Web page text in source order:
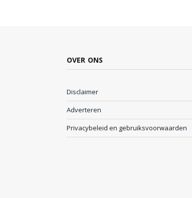
OVER ONS
Disclaimer
Adverteren
Privacybeleid en gebruiksvoorwaarden